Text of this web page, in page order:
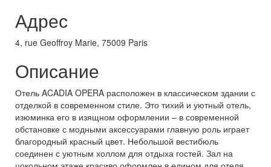
Адрес
4, rue Geoffroy Marie, 75009 Paris
Описание
Отель ACADIA OPERA расположен в классическом здании с
отделкой в современном стиле. Это тихий и уютный отель,
изюминка его в изящном оформлении – в современной
обстановке с модными аксессуарами главную роль играет
благородный красный цвет. Небольшой вестибюль
соединен с уютным холлом для отдыха гостей. Зал на